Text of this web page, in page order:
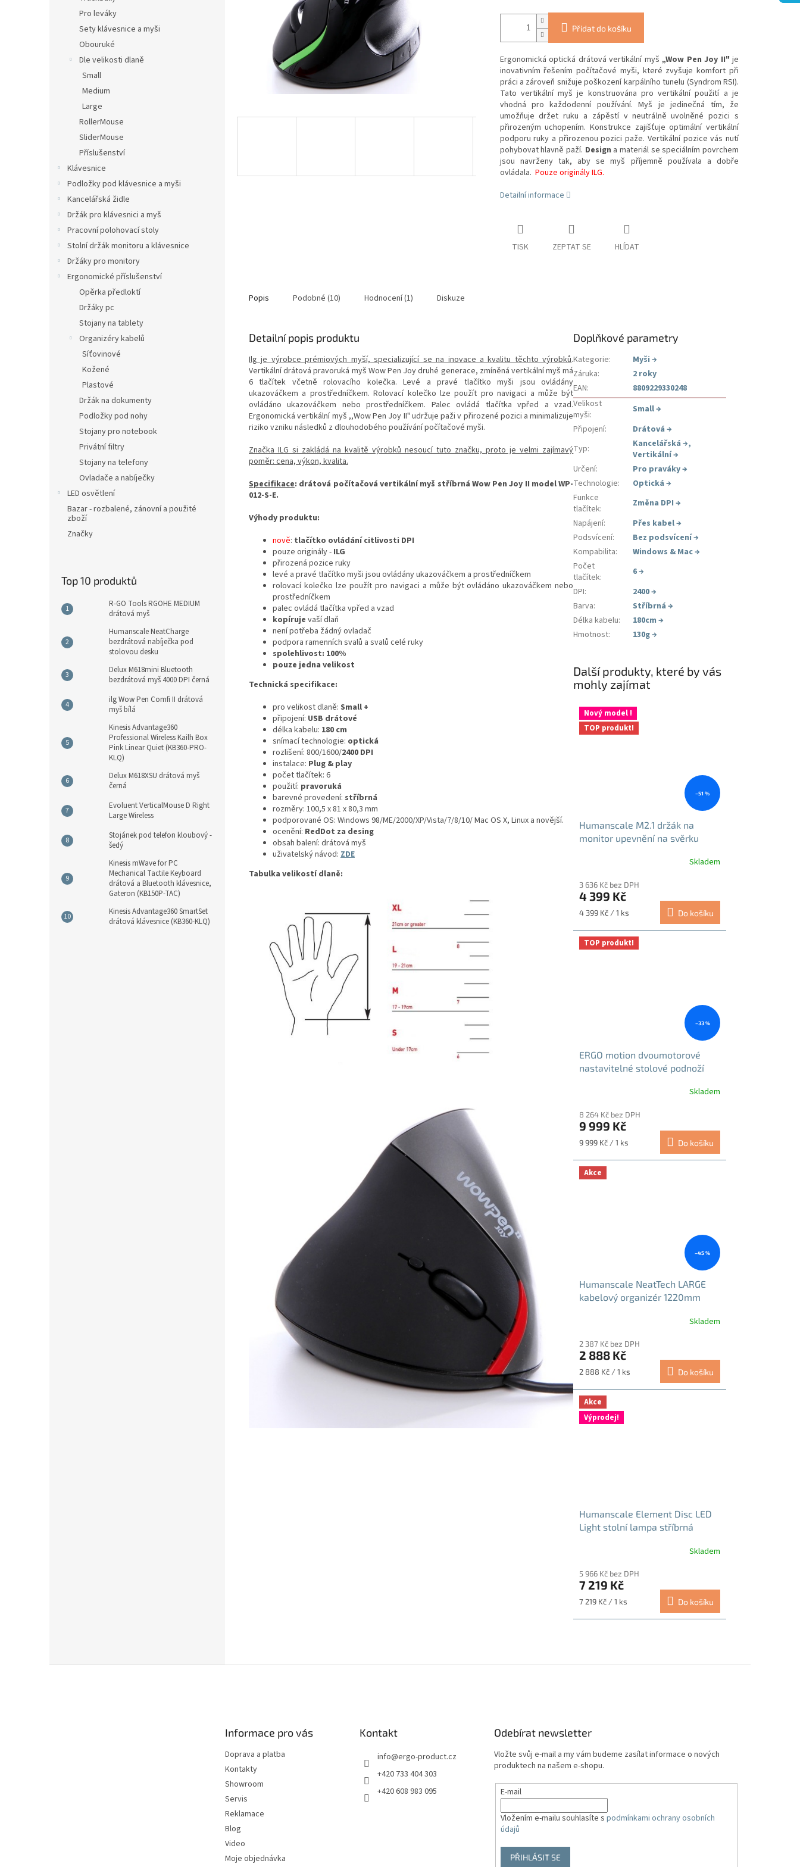
Pro leváky
Sety klávesnice a myši
Obouruké
Dle velikosti dlaně
Small
Medium
Large
RollerMouse
SliderMouse
Příslušenství
Klávesnice
Podložky pod klávesnice a myši
Kancelářská židle
Držák pro klávesnici a myš
Pracovní polohovací stoly
Stolní držák monitoru a klávesnice
Držáky pro monitory
Ergonomické příslušenství
Opěrka předloktí
Držáky pc
Stojany na tablety
Organizéry kabelů
Síťovinové
Kožené
Plastové
Držák na dokumenty
Podložky pod nohy
Stojany pro notebook
Privátní filtry
Stojany na telefony
Ovladače a nabíječky
LED osvětlení
Bazar - rozbalené, zánovní a použité
zboží
Značky
Top 10 produktů
R-GO Tools RGOHE MEDIUM
drátová myš
Humanscale NeatCharge
bezdrátová nabíječka pod
stolovou desku
Delux M618mini Bluetooth
bezdrátová myš 4000 DPI černá
ilg Wow Pen Comfi II drátová
myš bílá
Kinesis Advantage360
Professional Wireless Kailh Box
Pink Linear Quiet (KB360-PRO-
KLQ)
Delux M618XSU drátová myš
černá
Evoluent VerticalMouse D Right
Large Wireless
Stojánek pod telefon kloubový -
šedý
Kinesis mWave for PC
Mechanical Tactile Keyboard
drátová a Bluetooth klávesnice,
Gateron (KB150P-TAC)
Kinesis Advantage360 SmartSet
drátová klávesnice (KB360-KLQ)
Přidat do košíku
Ergonomická optická drátová vertikální myš „Wow Pen Joy II" je
inovativním řešením počítačové myši, které zvyšuje komfort při
práci a zároveň snižuje poškození karpálního tunelu (Syndrom RSI).
Tato vertikální myš je konstruována pro vertikální použití a je
vhodná pro každodenní používání. Myš je jedinečná tím, že
umožňuje držet ruku a zápěstí v neutrálně uvolněné pozici s
přirozeným uchopením. Konstrukce zajišťuje optimální vertikální
podporu ruky a přirozenou pozici paže. Vertikální pozice vás nutí
pohybovat hlavně paží. Design a materiál se speciálním povrchem
jsou navrženy tak, aby se myš příjemně používala a dobře
ovládala. Pouze originály ILG.
Detailní informace
TISK ZEPTAT SE HLÍDAT
Popis Podobné (10) Hodnocení (1) Diskuze
Detailní popis produktu
Ilg je výrobce prémiových myší, specializující se na inovace a kvalitu těchto výrobků.
Vertikální drátová pravoruká myš Wow Pen Joy druhé generace, zmíněná vertikální myš má
6 tlačítek včetně rolovacího kolečka. Levé a pravé tlačítko myši jsou ovládány
ukazováčkem a prostředníčkem. Rolovací kolečko lze použít pro navigaci a může být
ovládáno ukazováčkem nebo prostředníčkem. Palec ovládá tlačítka vpřed a vzad.
Ergonomická vertikální myš ,,Wow Pen Joy II" udržuje paži v přirozené pozici a minimalizuje
riziko vzniku následků z dlouhodobého používání počítačové myši.
Značka ILG si zakládá na kvalitě výrobků nesoucí tuto značku, proto je velmi zajímavý
poměr: cena, výkon, kvalita.
Specifikace: drátová počítačová vertikální myš stříbrná Wow Pen Joy II model WP-
012-S-E.
Výhody produktu:
nově: tlačítko ovládání citlivosti DPI
pouze originály - ILG
přirozená pozice ruky
levé a pravé tlačítko myši jsou ovládány ukazováčkem a prostředníčkem
rolovací kolečko lze použít pro navigaci a může být ovládáno ukazováčkem nebo
prostředníčkem
palec ovládá tlačítka vpřed a vzad
kopíruje vaší dlaň
není potřeba žádný ovladač
podpora ramenních svalů a svalů celé ruky
spolehlivost: 100%
pouze jedna velikost
Technická specifikace:
pro velikost dlaně: Small +
připojení: USB drátové
délka kabelu: 180 cm
snímací technologie: optická
rozlišení: 800/1600/2400 DPI
instalace: Plug & play
počet tlačítek: 6
použití: pravoruká
barevné provedení: stříbrná
rozměry: 100,5 x 81 x 80,3 mm
podporované OS: Windows 98/ME/2000/XP/Vista/7/8/10/ Mac OS X, Linux a novější.
ocenění: RedDot za desing
obsah balení: drátová myš
uživatelský návod: ZDE
Tabulka velikostí dlaně:
Doplňkové parametry
Kategorie: Myši →
Záruka:
2 roky
EAN:
8809229330248
Velikost
myši: Small→
Připojení: Drátová →
Typ: Kancelářská →,
Vertikální→
Určení: Pro praváky→
Technologie: Optická →
Funkce
tlačítek: Změna DPI →
Napájení: Přes kabel→
Podsvícení: Bez podsvícení→
Kompabilita: Windows & Mac→
Počet
tlačítek: 6→
DPI: 2400→
Barva: Stříbrná →
Délka kabelu: 180cm →
Hmotnost: 130g→
Další produkty, které by vás
mohly zajímat
Nový model !
TOP produkt!
–51 %
Humanscale M2.1 držák na
monitor upevnění na svěrku
Skladem
3 636 Kč bez DPH
4 399 Kč
Měrná
4 399 Kč / 1 ks Do košíku
TOP produkt!
–33 %
ERGO motion dvoumotorové
nastavitelné stolové podnoží
produktu
je
5,0
z
5
hvězdiček.
Skladem
8 264 Kč bez DPH
9 999 Kč
Měrná
9 999 Kč / 1 ks Do košíku
Akce
–45 %
Humanscale NeatTech LARGE
kabelový organizér 1220mm
produktu
je
5,0
5
hvězdiček.
Skladem
2 387 Kč bez DPH
2 888 Kč
Měrná
2 888 Kč / 1 ks Do košíku
Akce
Výprodej!
Humanscale Element Disc LED
Light stolní lampa stříbrná
Skladem
5 966 Kč bez DPH
7 219 Kč
Měrná
7 219 Kč / 1 ks Do košíku
Informace pro vás
Doprava a platba
Kontakty
Showroom
Servis
Reklamace
Blog
Video
Moje objednávka
Kontakt
info@ergo-product.cz
+420 733 404 303
+420 608 983 095
Odebírat newsletter
Vložte svůj e-mail a my vám budeme zasílat informace o nových
produktech na našem e-shopu.
E-mail
Vložením e-mailu souhlasíte spodmínkami ochrany osobních
údajů
PŘIHLÁSIT SE